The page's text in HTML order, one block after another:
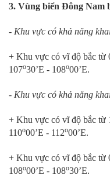
3. Vùng biển Đông Nam
- Khu vực có khả năng
+ Khu vực có vĩ độ bắc từ
107o30’E - 108o00’E.
- Khu vực có khả năng
+ Khu vực có vĩ độ bắc từ
110o00’E - 112o00’E.
+ Khu vực có vĩ độ bắc từ
108o00’E - 108o30’E.